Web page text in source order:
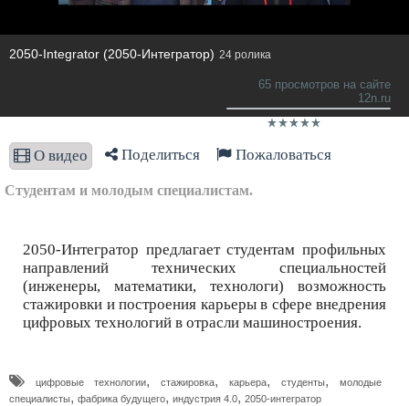
2050-Integrator (2050-Интегратор) 24 ролика
65 просмотров на сайте
12n.ru
О видео Поделиться Пожаловаться
Студентам и молодым специалистам.
2050-Интегратор предлагает студентам профильных
направлений технических специальностей
(инженеры, математики, технологи) возможность
стажировки и построения карьеры в сфере внедрения
цифровых технологий в отрасли машиностроения.
цифровые технологии, стажировка, карьера, студенты,
молодые
специалисты, фабрика будущего, индустрия 4.0, 2050-интегратор